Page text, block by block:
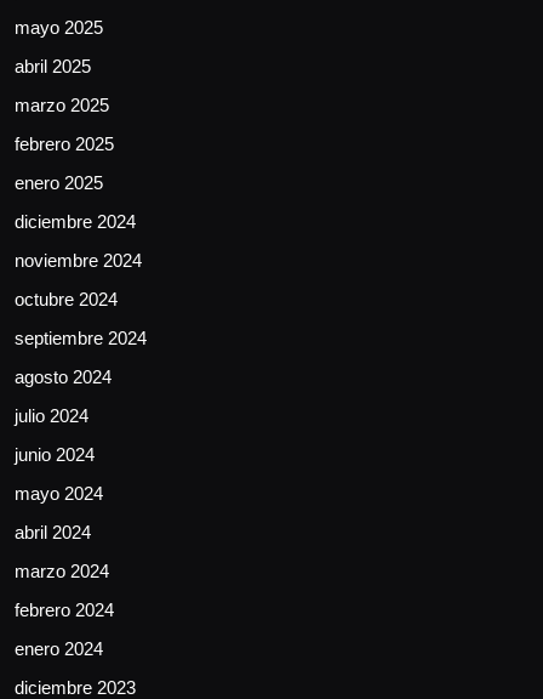
mayo 2025
abril 2025
marzo 2025
febrero 2025
enero 2025
diciembre 2024
noviembre 2024
octubre 2024
septiembre 2024
agosto 2024
julio 2024
junio 2024
mayo 2024
abril 2024
marzo 2024
febrero 2024
enero 2024
diciembre 2023